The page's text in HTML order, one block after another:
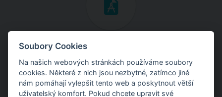
Inženýrské manuály
Stáhněte si manuály s teoretickými i praktickými ukázkami
použití programů.
Soubory Cookies
Na našich webových stránkách používáme soubory
cookies. Některé z nich jsou nezbytné, zatímco jiné
nám pomáhají vylepšit tento web a poskytnout větší
uživatelský komfort. Pokud chcete upravit své